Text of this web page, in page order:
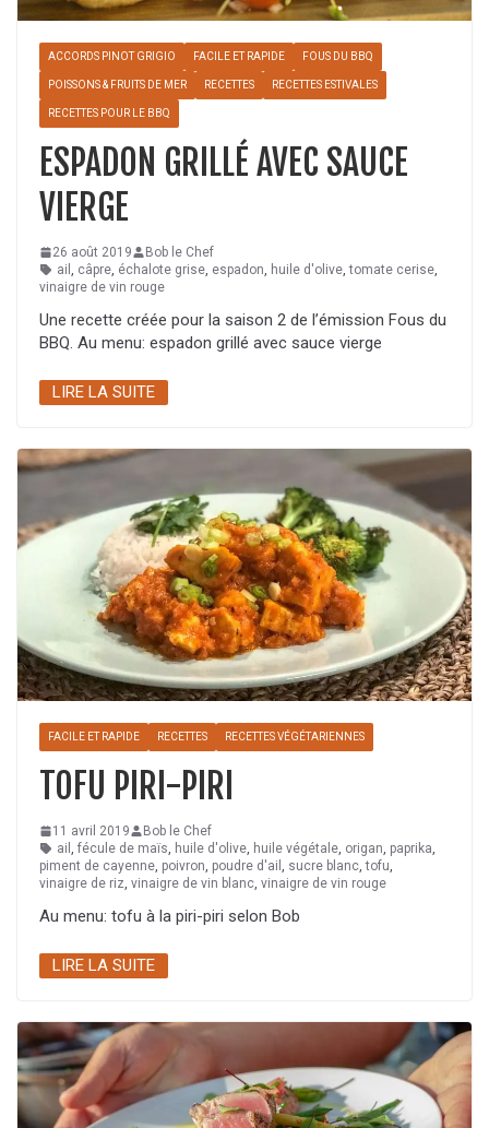
ACCORDS PINOT GRIGIO FACILE ET RAPIDE FOUS DU BBQ
POISSONS & FRUITS DE MER RECETTES RECETTES ESTIVALES
RECETTES POUR LE BBQ
ESPADON GRILLÉ AVEC SAUCE
VIERGE
26 août 2019
Bob le Chef
ail , câpre, échalote grise, espadon, huile d'olive,tomate cerise,
vinaigre de vin rouge
Une recette créée pour la saison 2 de l’émission Fous du
BBQ. Au menu: espadon grillé avec sauce vierge
LIRE LA SUITE
FACILE ET RAPIDE RECETTES RECETTES VÉGÉTARIENNES
TOFU PIRI-PIRI
11 avril 2019
Bob le Chef
ail , fécule de maïs, huile d'olive, huile végétale, origan, paprika,
piment de cayenne, poivron, poudre d'ail , sucre blanc,tofu,
vinaigre de riz, vinaigre de vin blanc, vinaigre de vin rouge
Au menu: tofu à la piri-piri selon Bob
LIRE LA SUITE